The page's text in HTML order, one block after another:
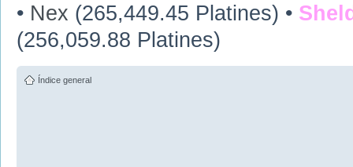
• Nex (265,449.45 Platines) •
(256,059.88 Platines)
Índice general